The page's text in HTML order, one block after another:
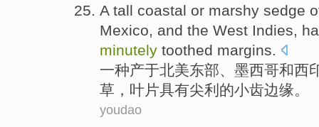
A tall coastal or marshy sedge
Mexico, and the West Indies,
minutely toothed margins.
一种产于北美东部、 墨西哥和西
草 ， 叶片具有尖利的小齿边缘。
youdao